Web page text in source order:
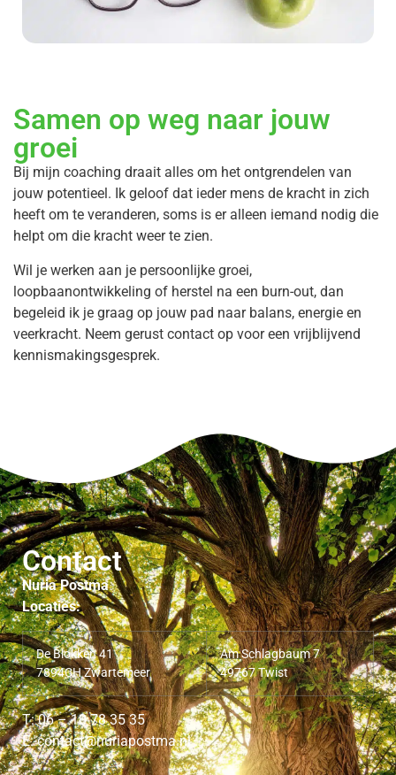
Samen op weg naar jouw
groei
Bij mijn coaching draait alles om het ontgrendelen van
jouw potentieel. Ik geloof dat ieder mens de kracht in zich
heeft om te veranderen, soms is er alleen iemand nodig die
helpt om die kracht weer te zien.
Wil je werken aan je persoonlijke groei,
loopbaanontwikkeling of herstel na een burn-out, dan
begeleid ik je graag op jouw pad naar balans, energie en
veerkracht. Neem gerust contact op voor een vrijblijvend
kennismakingsgesprek.
Contact
Nuria Postma
Locaties:
De Blokken 41
7894CH Zwartemeer
Am Schlagbaum 7
49767 Twist
T: 06 – 10 78 35 35
E: contact@nuriapostma.nl